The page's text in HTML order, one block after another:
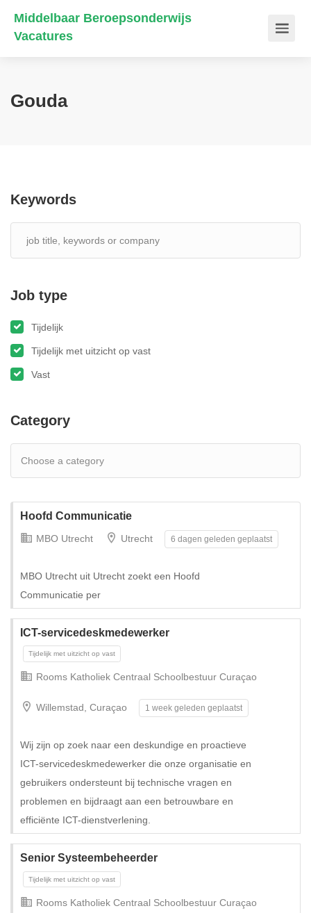
Middelbaar Beroepsonderwijs
Vacatures
Gouda
Keywords
Job type
Tijdelijk
Tijdelijk met uitzicht op vast
Vast
Category
Hoofd Communicatie
MBO Utrecht Utrecht 6 dagen geleden geplaatst
MBO Utrecht uit Utrecht zoekt een Hoofd
Communicatie per
ICT-servicedeskmedewerker
Tijdelijk met uitzicht op vast
Rooms Katholiek Centraal Schoolbestuur Curaçao
Willemstad, Curaçao 1 week geleden geplaatst
Wij zijn op zoek naar een deskundige en proactieve
ICT-servicedeskmedewerker die onze organisatie en
gebruikers ondersteunt bij technische vragen en
problemen en bijdraagt aan een betrouwbare en
efficiënte ICT-dienstverlening.
Senior Systeembeheerder
Rooms Katholiek Centraal Schoolbestuur Curaçao